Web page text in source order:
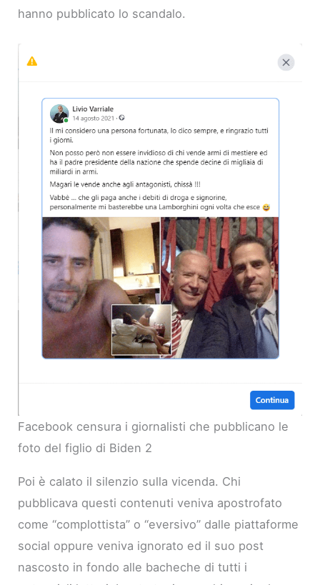
hanno pubblicato lo scandalo.
Facebook censura i giornalisti che pubblicano le
foto del figlio di Biden 2
Poi è calato il silenzio sulla vicenda. Chi
pubblicava questi contenuti veniva apostrofato
come “complottista” o “eversivo” dalle piattaforme
social oppure veniva ignorato ed il suo post
nascosto in fondo alle bacheche di tutti i